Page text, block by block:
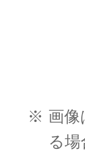
※ 画
る場